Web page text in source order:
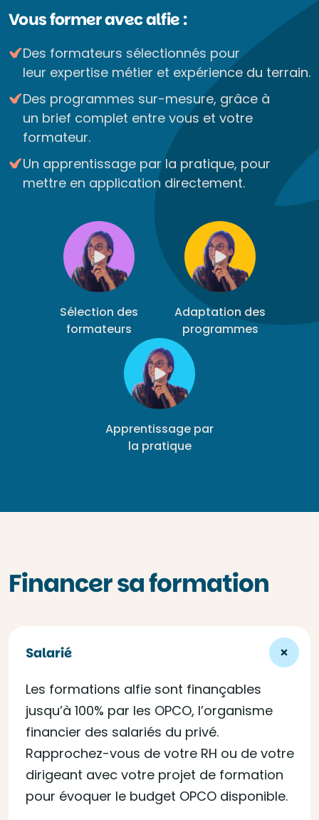
Vous former avec alfie :
Des formateurs sélectionnés pour
leur expertise métier et expérience du terrain.
Des programmes sur-mesure, grâce à
un brief complet entre vous et votre
formateur.
Un apprentissage par la pratique, pour
mettre en application directement.
Sélection des
formateurs
Adaptation des
programmes
Apprentissage par
la pratique
Financer sa formation
Salarié
Les formations alfie sont finançables
jusqu’à 100% par les OPCO, l’organisme
financier des salariés du privé.
Rapprochez-vous de votre RH ou de votre
dirigeant avec votre projet de formation
pour évoquer le budget OPCO disponible.